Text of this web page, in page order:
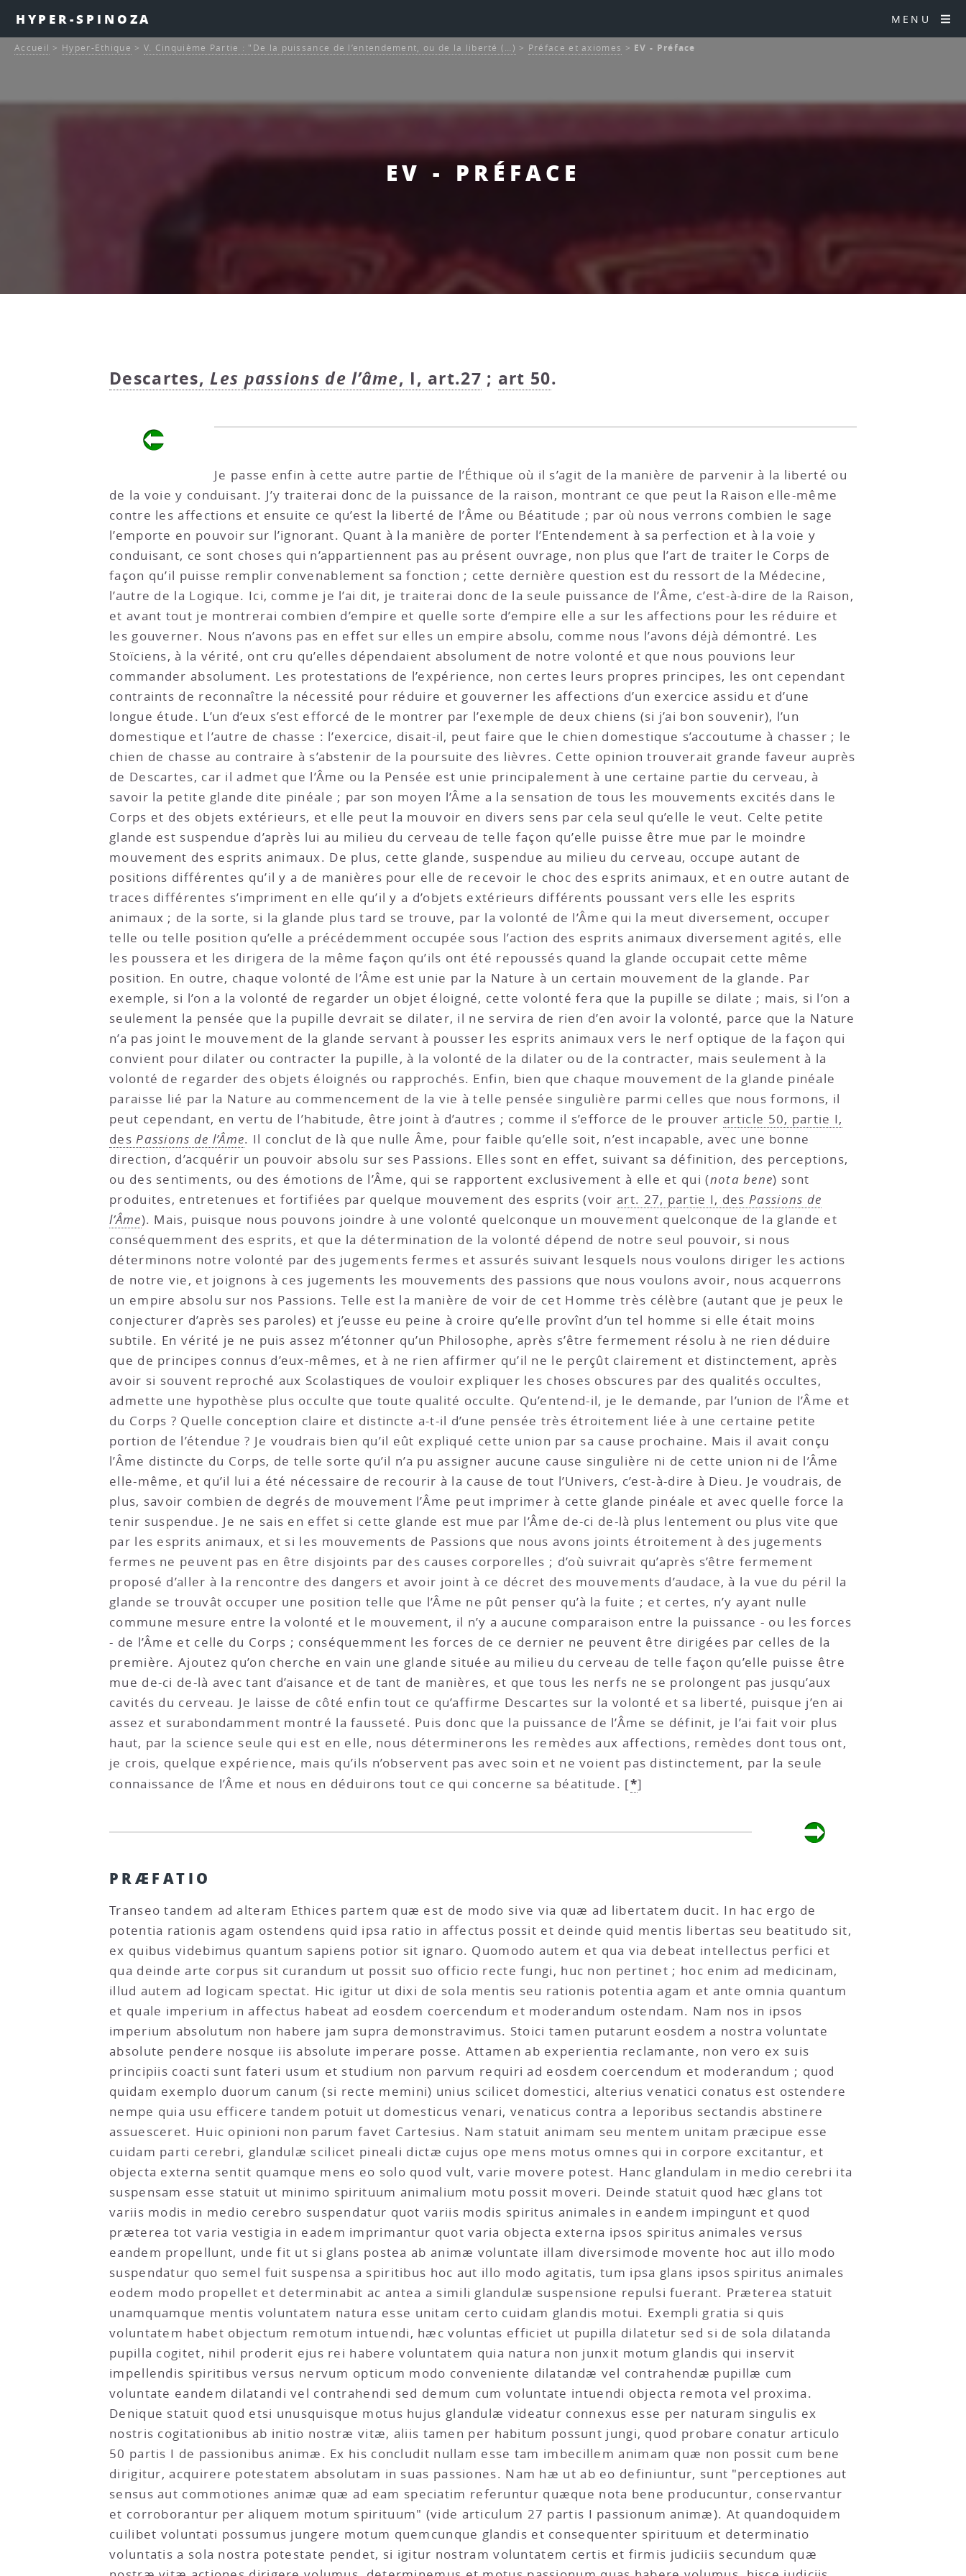
HYPER-SPINOZA MENU
EV - PRÉFACE
Accueil > Hyper-Ethique > V. Cinquième Partie : "De la puissance de l’entendement, ou de la liberté (…) > Préface et axiomes > EV - Préface
Descartes,Les passions de l’âme, I, art.27 ; art 50.
Je passe enfin à cette autre partie de l’Éthique où il s’agit de la manière de parvenir à la liberté ou
de la voie y conduisant. J’y traiterai donc de la puissance de la raison, montrant ce que peut la Raison elle-même
contre les affections et ensuite ce qu’est la liberté de l’Âme ou Béatitude ; par où nous verrons combien le sage
l’emporte en pouvoir sur l’ignorant. Quant à la manière de porter l’Entendement à sa perfection et à la voie y
conduisant, ce sont choses qui n’appartiennent pas au présent ouvrage, non plus que l’art de traiter le Corps de
façon qu’il puisse remplir convenablement sa fonction ; cette dernière question est du ressort de la Médecine,
l’autre de la Logique. Ici, comme je l’ai dit, je traiterai donc de la seule puissance de l’Âme, c’est-à-dire de la Raison,
et avant tout je montrerai combien d’empire et quelle sorte d’empire elle a sur les affections pour les réduire et
les gouverner. Nous n’avons pas en effet sur elles un empire absolu, comme nous l’avons déjà démontré. Les
Stoïciens, à la vérité, ont cru qu’elles dépendaient absolument de notre volonté et que nous pouvions leur
commander absolument. Les protestations de l’expérience, non certes leurs propres principes, les ont cependant
contraints de reconnaître la nécessité pour réduire et gouverner les affections d’un exercice assidu et d’une
longue étude. L’un d’eux s’est efforcé de le montrer par l’exemple de deux chiens (si j’ai bon souvenir), l’un
domestique et l’autre de chasse : l’exercice, disait-il, peut faire que le chien domestique s’accoutume à chasser ; le
chien de chasse au contraire à s’abstenir de la poursuite des lièvres. Cette opinion trouverait grande faveur auprès
de Descartes, car il admet que l’Âme ou la Pensée est unie principalement à une certaine partie du cerveau, à
savoir la petite glande dite pinéale ; par son moyen l’Âme a la sensation de tous les mouvements excités dans le
Corps et des objets extérieurs, et elle peut la mouvoir en divers sens par cela seul qu’elle le veut. Celte petite
glande est suspendue d’après lui au milieu du cerveau de telle façon qu’elle puisse être mue par le moindre
mouvement des esprits animaux. De plus, cette glande, suspendue au milieu du cerveau, occupe autant de
positions différentes qu’il y a de manières pour elle de recevoir le choc des esprits animaux, et en outre autant de
traces différentes s’impriment en elle qu’il y a d’objets extérieurs différents poussant vers elle les esprits
animaux ; de la sorte, si la glande plus tard se trouve, par la volonté de l’Âme qui la meut diversement, occuper
telle ou telle position qu’elle a précédemment occupée sous l’action des esprits animaux diversement agités, elle
les poussera et les dirigera de la même façon qu’ils ont été repoussés quand la glande occupait cette même
position. En outre, chaque volonté de l’Âme est unie par la Nature à un certain mouvement de la glande. Par
exemple, si l’on a la volonté de regarder un objet éloigné, cette volonté fera que la pupille se dilate ; mais, si l’on a
seulement la pensée que la pupille devrait se dilater, il ne servira de rien d’en avoir la volonté, parce que la Nature
n’a pas joint le mouvement de la glande servant à pousser les esprits animaux vers le nerf optique de la façon qui
convient pour dilater ou contracter la pupille, à la volonté de la dilater ou de la contracter, mais seulement à la
volonté de regarder des objets éloignés ou rapprochés. Enfin, bien que chaque mouvement de la glande pinéale
paraisse lié par la Nature au commencement de la vie à telle pensée singulière parmi celles que nous formons, il
peut cependant, en vertu de l’habitude, être joint à d’autres ; comme il s’efforce de le prouverarticle 50, partie I,
desPassions de l’Âme. Il conclut de là que nulle Âme, pour faible qu’elle soit, n’est incapable, avec une bonne
direction, d’acquérir un pouvoir absolu sur ses Passions. Elles sont en effet, suivant sa définition, des perceptions,
ou des sentiments, ou des émotions de l’Âme, qui se rapportent exclusivement à elle et qui (nota bene) sont
produites, entretenues et fortifiées par quelque mouvement des esprits (voirart. 27, partie I, desPassions de
l’Âme). Mais, puisque nous pouvons joindre à une volonté quelconque un mouvement quelconque de la glande et
conséquemment des esprits, et que la détermination de la volonté dépend de notre seul pouvoir, si nous
déterminons notre volonté par des jugements fermes et assurés suivant lesquels nous voulons diriger les actions
de notre vie, et joignons à ces jugements les mouvements des passions que nous voulons avoir, nous acquerrons
un empire absolu sur nos Passions. Telle est la manière de voir de cet Homme très célèbre (autant que je peux le
conjecturer d’après ses paroles) et j’eusse eu peine à croire qu’elle provînt d’un tel homme si elle était moins
subtile. En vérité je ne puis assez m’étonner qu’un Philosophe, après s’être fermement résolu à ne rien déduire
que de principes connus d’eux-mêmes, et à ne rien affirmer qu’il ne le perçût clairement et distinctement, après
avoir si souvent reproché aux Scolastiques de vouloir expliquer les choses obscures par des qualités occultes,
admette une hypothèse plus occulte que toute qualité occulte. Qu’entend-il, je le demande, par l’union de l’Âme et
du Corps ? Quelle conception claire et distincte a-t-il d’une pensée très étroitement liée à une certaine petite
portion de l’étendue ? Je voudrais bien qu’il eût expliqué cette union par sa cause prochaine. Mais il avait conçu
l’Âme distincte du Corps, de telle sorte qu’il n’a pu assigner aucune cause singulière ni de cette union ni de l’Âme
elle-même, et qu’il lui a été nécessaire de recourir à la cause de tout l’Univers, c’est-à-dire à Dieu. Je voudrais, de
plus, savoir combien de degrés de mouvement l’Âme peut imprimer à cette glande pinéale et avec quelle force la
tenir suspendue. Je ne sais en effet si cette glande est mue par l’Âme de-ci de-là plus lentement ou plus vite que
par les esprits animaux, et si les mouvements de Passions que nous avons joints étroitement à des jugements
fermes ne peuvent pas en être disjoints par des causes corporelles ; d’où suivrait qu’après s’être fermement
proposé d’aller à la rencontre des dangers et avoir joint à ce décret des mouvements d’audace, à la vue du péril la
glande se trouvât occuper une position telle que l’Âme ne pût penser qu’à la fuite ; et certes, n’y ayant nulle
commune mesure entre la volonté et le mouvement, il n’y a aucune comparaison entre la puissance - ou les forces
- de l’Âme et celle du Corps ; conséquemment les forces de ce dernier ne peuvent être dirigées par celles de la
première. Ajoutez qu’on cherche en vain une glande située au milieu du cerveau de telle façon qu’elle puisse être
mue de-ci de-là avec tant d’aisance et de tant de manières, et que tous les nerfs ne se prolongent pas jusqu’aux
cavités du cerveau. Je laisse de côté enfin tout ce qu’affirme Descartes sur la volonté et sa liberté, puisque j’en ai
assez et surabondamment montré la fausseté. Puis donc que la puissance de l’Âme se définit, je l’ai fait voir plus
haut, par la science seule qui est en elle, nous déterminerons les remèdes aux affections, remèdes dont tous ont,
je crois, quelque expérience, mais qu’ils n’observent pas avec soin et ne voient pas distinctement, par la seule
connaissance de l’Âme et nous en déduirons tout ce qui concerne sa béatitude. [*]
PRÆFATIO
Transeo tandem ad alteram Ethices partem quæ est de modo sive via quæ ad libertatem ducit. In hac ergo de
potentia rationis agam ostendens quid ipsa ratio in affectus possit et deinde quid mentis libertas seu beatitudo sit,
ex quibus videbimus quantum sapiens potior sit ignaro. Quomodo autem et qua via debeat intellectus perfici et
qua deinde arte corpus sit curandum ut possit suo officio recte fungi, huc non pertinet ; hoc enim ad medicinam,
illud autem ad logicam spectat. Hic igitur ut dixi de sola mentis seu rationis potentia agam et ante omnia quantum
et quale imperium in affectus habeat ad eosdem coercendum et moderandum ostendam. Nam nos in ipsos
imperium absolutum non habere jam supra demonstravimus. Stoici tamen putarunt eosdem a nostra voluntate
absolute pendere nosque iis absolute imperare posse. Attamen ab experientia reclamante, non vero ex suis
principiis coacti sunt fateri usum et studium non parvum requiri ad eosdem coercendum et moderandum ; quod
quidam exemplo duorum canum (si recte memini) unius scilicet domestici, alterius venatici conatus est ostendere
nempe quia usu efficere tandem potuit ut domesticus venari, venaticus contra a leporibus sectandis abstinere
assuesceret. Huic opinioni non parum favet Cartesius. Nam statuit animam seu mentem unitam præcipue esse
cuidam parti cerebri, glandulæ scilicet pineali dictæ cujus ope mens motus omnes qui in corpore excitantur, et
objecta externa sentit quamque mens eo solo quod vult, varie movere potest. Hanc glandulam in medio cerebri ita
suspensam esse statuit ut minimo spirituum animalium motu possit moveri. Deinde statuit quod hæc glans tot
variis modis in medio cerebro suspendatur quot variis modis spiritus animales in eandem impingunt et quod
præterea tot varia vestigia in eadem imprimantur quot varia objecta externa ipsos spiritus animales versus
eandem propellunt, unde fit ut si glans postea ab animæ voluntate illam diversimode movente hoc aut illo modo
suspendatur quo semel fuit suspensa a spiritibus hoc aut illo modo agitatis, tum ipsa glans ipsos spiritus animales
eodem modo propellet et determinabit ac antea a simili glandulæ suspensione repulsi fuerant. Præterea statuit
unamquamque mentis voluntatem natura esse unitam certo cuidam glandis motui. Exempli gratia si quis
voluntatem habet objectum remotum intuendi, hæc voluntas efficiet ut pupilla dilatetur sed si de sola dilatanda
pupilla cogitet, nihil proderit ejus rei habere voluntatem quia natura non junxit motum glandis qui inservit
impellendis spiritibus versus nervum opticum modo conveniente dilatandæ vel contrahendæ pupillæ cum
voluntate eandem dilatandi vel contrahendi sed demum cum voluntate intuendi objecta remota vel proxima.
Denique statuit quod etsi unusquisque motus hujus glandulæ videatur connexus esse per naturam singulis ex
nostris cogitationibus ab initio nostræ vitæ, aliis tamen per habitum possunt jungi, quod probare conatur articulo
50 partis I de passionibus animæ. Ex his concludit nullam esse tam imbecillem animam quæ non possit cum bene
dirigitur, acquirere potestatem absolutam in suas passiones. Nam hæ ut ab eo definiuntur, sunt "perceptiones aut
sensus aut commotiones animæ quæ ad eam speciatim referuntur quæque nota bene producuntur, conservantur
et corroborantur per aliquem motum spirituum" (vide articulum 27 partis I passionum animæ). At quandoquidem
cuilibet voluntati possumus jungere motum quemcunque glandis et consequenter spirituum et determinatio
voluntatis a sola nostra potestate pendet, si igitur nostram voluntatem certis et firmis judiciis secundum quæ